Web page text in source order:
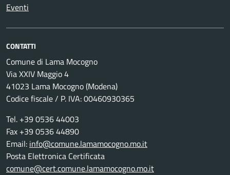
Eventi
CONTATTI
Comune di Lama Mocogno
Via XXIV Maggio 4
41023 Lama Mocogno (Modena)
Codice fiscale / P. IVA: 00460930365
Tel. +39 0536 44003
Fax +39 0536 44890
Email: info@comune.lamamocogno.mo.it
Posta Elettronica Certificata
comune@cert.comune.lamamocogno.mo.it